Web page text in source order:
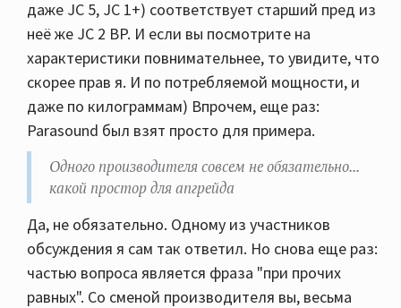
даже JC 5, JC 1+) соответствует старший пред из
неё же JC 2 BP. И если вы посмотрите на
характеристики повнимательнее, то увидите, что
скорее прав я. И по потребляемой мощности, и
даже по килограммам) Впрочем, еще раз:
Parasound был взят просто для примера.
Одного производителя совсем не обязательно...
какой простор для апгрейда
Да, не обязательно. Одному из участников
обсуждения я сам так ответил. Но снова еще раз:
частью вопроса является фраза "при прочих
равных". Со сменой производителя вы, весьма